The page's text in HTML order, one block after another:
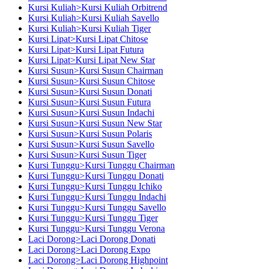
Kursi Kuliah>Kursi Kuliah Orbitrend
Kursi Kuliah>Kursi Kuliah Savello
Kursi Kuliah>Kursi Kuliah Tiger
Kursi Lipat>Kursi Lipat Chitose
Kursi Lipat>Kursi Lipat Futura
Kursi Lipat>Kursi Lipat New Star
Kursi Susun>Kursi Susun Chairman
Kursi Susun>Kursi Susun Chitose
Kursi Susun>Kursi Susun Donati
Kursi Susun>Kursi Susun Futura
Kursi Susun>Kursi Susun Indachi
Kursi Susun>Kursi Susun New Star
Kursi Susun>Kursi Susun Polaris
Kursi Susun>Kursi Susun Savello
Kursi Susun>Kursi Susun Tiger
Kursi Tunggu>Kursi Tunggu Chairman
Kursi Tunggu>Kursi Tunggu Donati
Kursi Tunggu>Kursi Tunggu Ichiko
Kursi Tunggu>Kursi Tunggu Indachi
Kursi Tunggu>Kursi Tunggu Savello
Kursi Tunggu>Kursi Tunggu Tiger
Kursi Tunggu>Kursi Tunggu Verona
Laci Dorong>Laci Dorong Donati
Laci Dorong>Laci Dorong Expo
Laci Dorong>Laci Dorong Highpoint